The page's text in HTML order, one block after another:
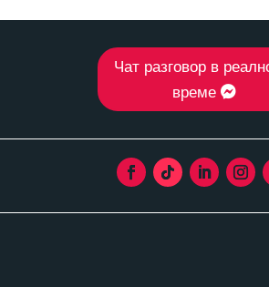
Чат разговор в
време